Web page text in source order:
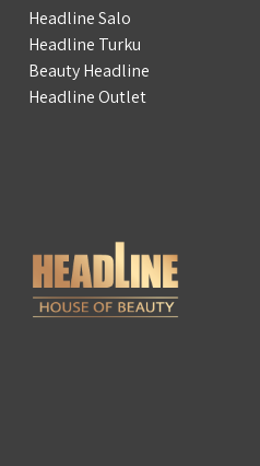
Headline Salo
Headline Turku
Beauty Headline
Headline Outlet